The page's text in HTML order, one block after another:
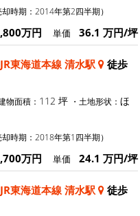
却時期：2014年第2四半期）
万円 単価 36.1 万円/坪
JR東海道本線 清水駅
徒歩
物面積： 112 坪 ・土地形状： ほ
却時期：2018年第1四半期）
万円 単価 24.1 万円/坪
JR東海道本線 清水駅
徒歩